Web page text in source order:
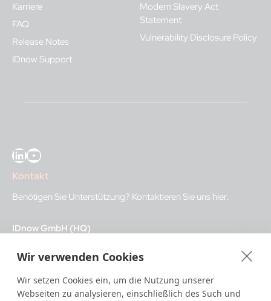
Karriere
FAQ
Release Notes
IDnow Support
Modern Slavery Act
Statement
Vulnerability Disclosure Policy
LinkedIn YouTube
Kontakt
Benötigen Sie Unterstützung? Kontaktieren Sie uns hier.
IDnow GmbH (HQ)
Geschäftszeiten
dent-Center
Wir verwenden Cookies
Wir setzen Cookies ein, um die Nutzung unserer
Webseiten zu analysieren, einschließlich des Such und